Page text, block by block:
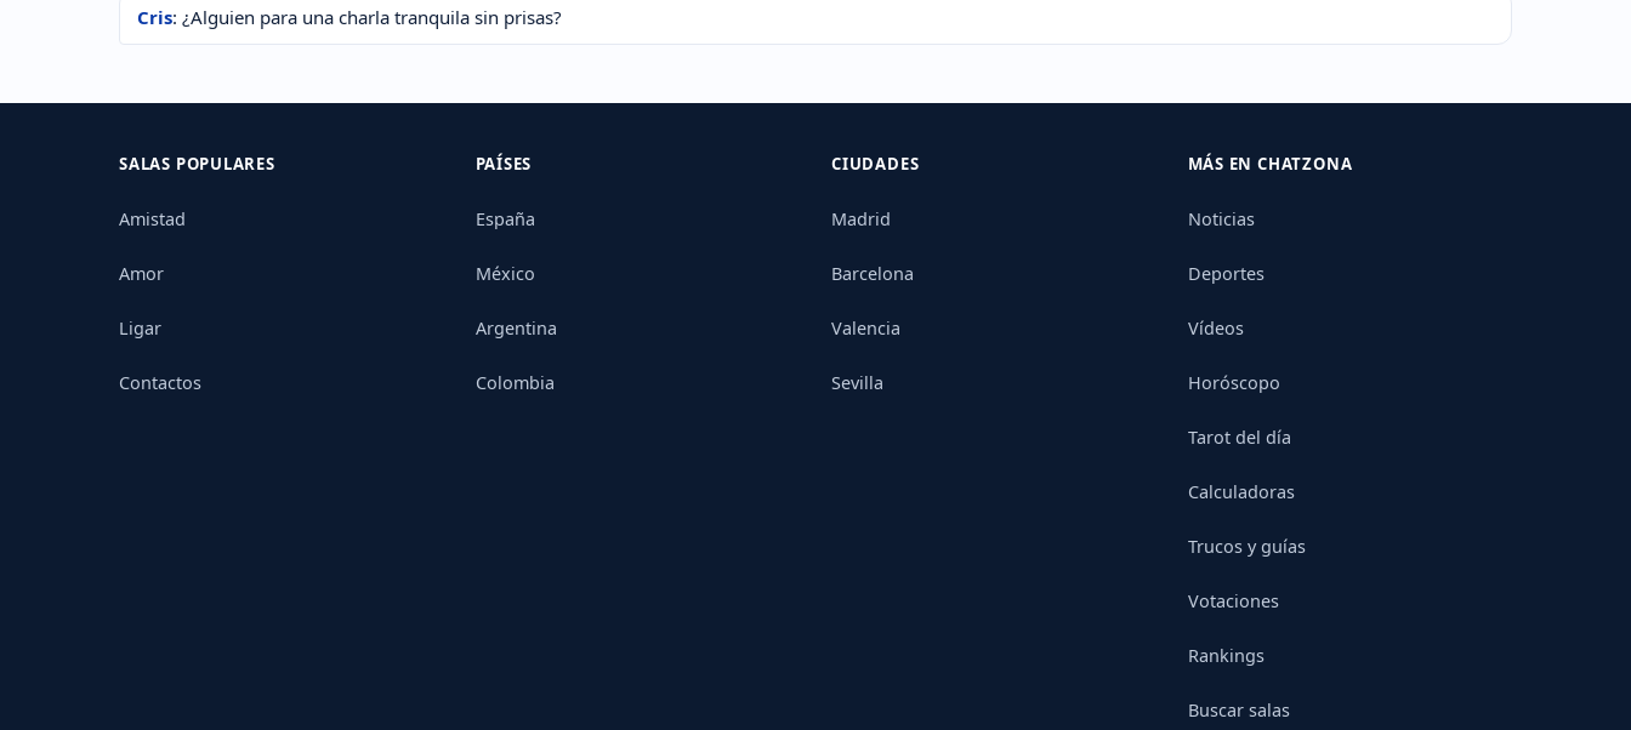
Cris: ¿Alguien para una charla tranquila sin prisas?
SALAS POPULARES
Amistad
Amor
Ligar
Contactos
PAÍSES
España
México
Argentina
Colombia
CIUDADES
Madrid
Barcelona
Valencia
Sevilla
MÁS EN CHATZONA
Noticias
Deportes
Vídeos
Horóscopo
Tarot del día
Calculadoras
Trucos y guías
Votaciones
Rankings
Buscar salas